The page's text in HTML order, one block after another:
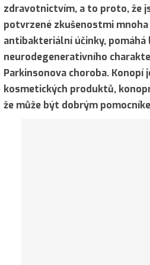
zdravotnictvím, a to proto, že
potvrzené zkušenostmi
antibakteriální účinky, pomáhá
neurodegenerativního
Parkinsonova choroba.
kosmetických produktů,
že může být dobrým